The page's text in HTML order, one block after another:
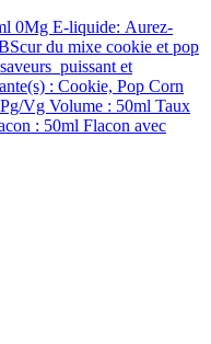
0Mg E-liquide: Aurez-
du mixe cookie et pop
puissant et
: Cookie, Pop Corn
Vg Volume : 50ml Taux
: 50ml Flacon avec